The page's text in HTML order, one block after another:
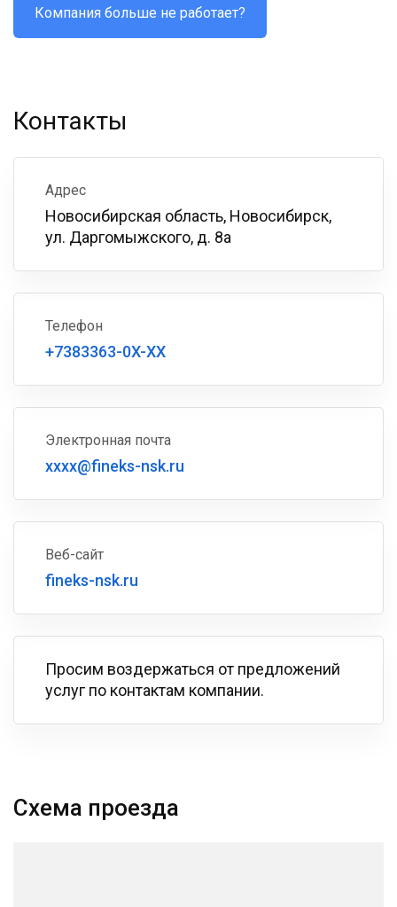
Компания больше не работает?
Контакты
Адрес
Новосибирская область, Новосибирск,
ул. Даргомыжского, д. 8а
Телефон
+7383363-0X-XX
Электронная почта
xxxx@fineks-nsk.ru
Веб-сайт
fineks-nsk.ru
Просим воздержаться от предложений
услуг по контактам компании.
Схема проезда